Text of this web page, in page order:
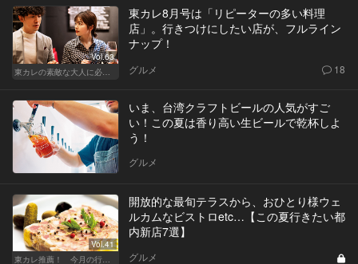
Vol.63
東カレ8月号は「リピーターの多い料理
店」。行きつけにしたい店が、フルライン
ナップ！
グルメ 18
いま、台湾クラフトビールの人気がすご
い！この夏は香り高い生ビールで乾杯しよ
う！
グルメ
Vol.41
東カレ推薦！ 今月の行くべき店
開放的な最旬テラスから、おひとり様ウェ
ルカムなビストロetc…【この夏行きたい都
内新店7選】
グルメ